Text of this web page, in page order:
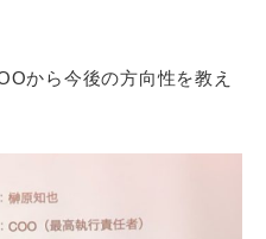
から今後の方向性を教え